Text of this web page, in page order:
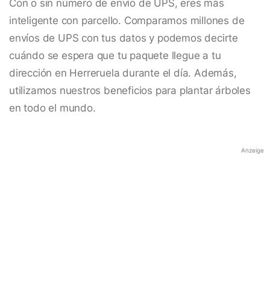
Con o sin número de envío de UPS, eres más
inteligente con parcello. Comparamos millones de
envíos de UPS con tus datos y podemos decirte
cuándo se espera que tu paquete llegue a tu
dirección en Herreruela durante el día. Además,
utilizamos nuestros beneficios para plantar árboles
en todo el mundo.
Anzeige